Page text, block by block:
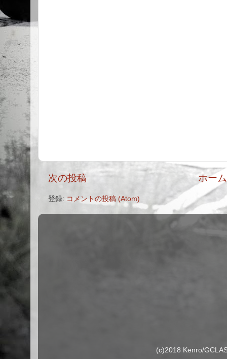
次の投稿 ホーム
登録: コメントの投稿 (Atom)
(c)2018 Kenro/